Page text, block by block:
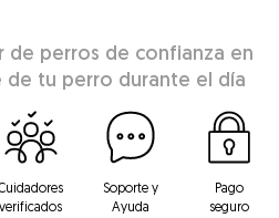
de perros de confianza en
de tu perro durante el día
verificados
Soporte y
Ayuda
Pago
seguro